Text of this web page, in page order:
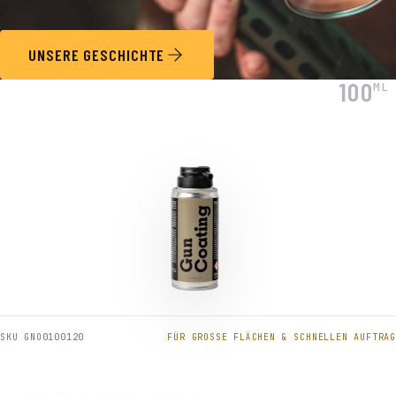
UNSERE GESCHICHTE
100ML
SKU GNO0100120 FÜR GROSSE FLÄCHEN & SCHNELLEN AUFTRAG